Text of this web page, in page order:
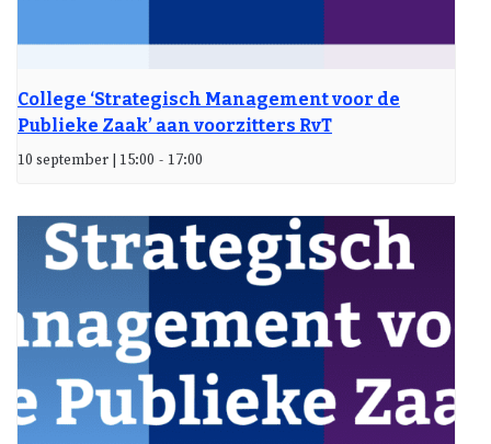
College ‘Strategisch Management voor de
Publieke Zaak’ aan voorzitters RvT
10 september | 15:00 - 17:00